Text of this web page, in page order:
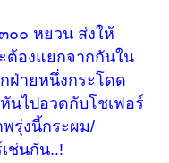
๐๐ หยวน ส่งให้
ต้องแยกจากกันใน
ฝ่ายหนึ่งกระโดด
นไปอวดกับโชเฟอร์
รุ่งนี้กระผม/
ช่นกัน..!